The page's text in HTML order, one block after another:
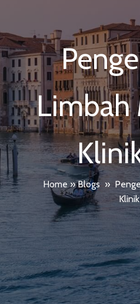
Limbah
Home »Blogs »